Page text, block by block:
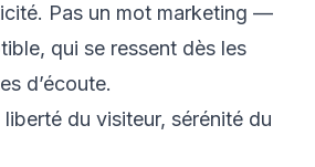
Pas un mot marketing —
qui se ressent dès les
d’écoute.
du visiteur, sérénité du